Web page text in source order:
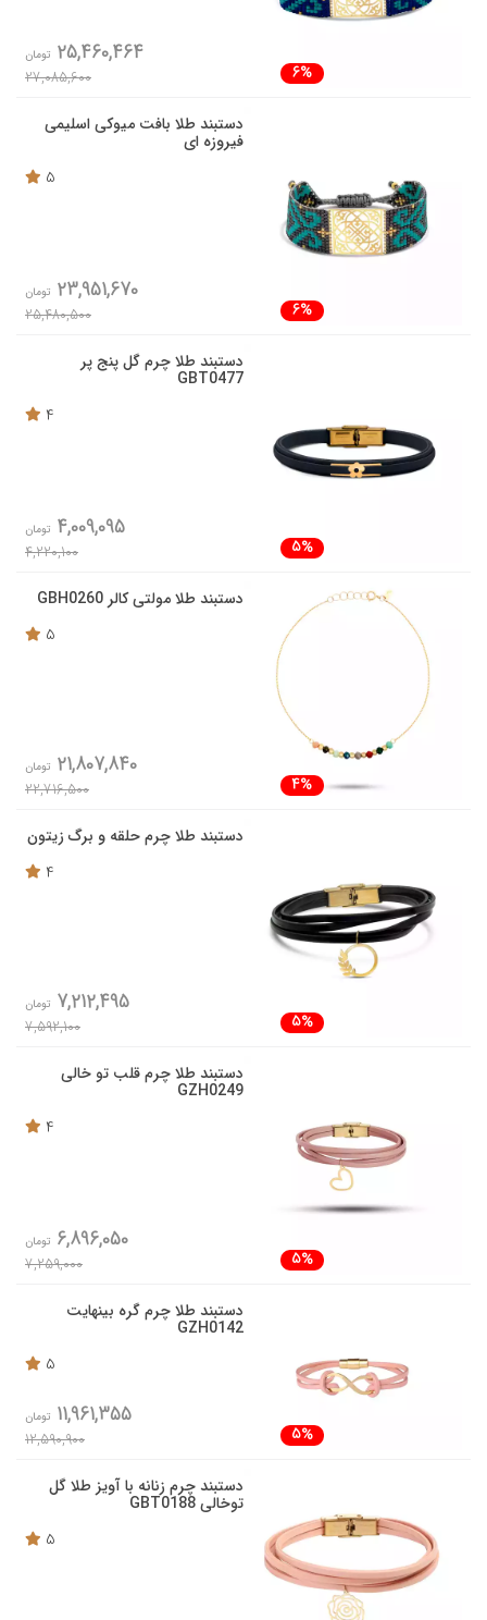
6%
25,460,464 تومان
27,085,600
دستبند طلا بافت میوکی اسلیمی
فیروزه ای
5
6%
23,951,670 تومان
25,480,500
دستبند طلا چرم گل پنج پر
GBT0477
4
5%
4,009,095 تومان
4,220,100
دستبند طلا مولتی کالر GBH0260
5
4%
21,807,840 تومان
22,716,500
دستبند طلا چرم حلقه و برگ زیتون
4
5%
7,212,495 تومان
7,592,100
دستبند طلا چرم قلب تو خالی
GZH0249
4
5%
6,896,050 تومان
7,259,000
دستبند طلا چرم گره بینهایت
GZH0142
5
5%
11,961,355 تومان
12,590,900
دستبند چرم زنانه با آویز طلا گل
توخالی GBT0188
5